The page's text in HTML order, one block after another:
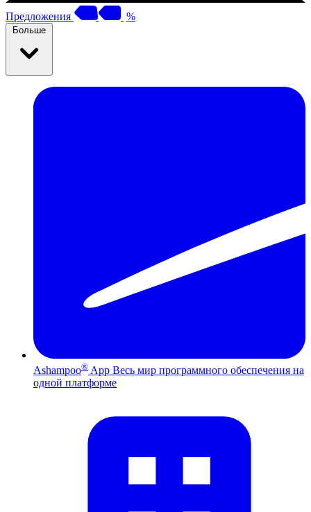
Предложения %
Больше
Ashampoo® App Весь мир программного обеспечения на
одной платформе